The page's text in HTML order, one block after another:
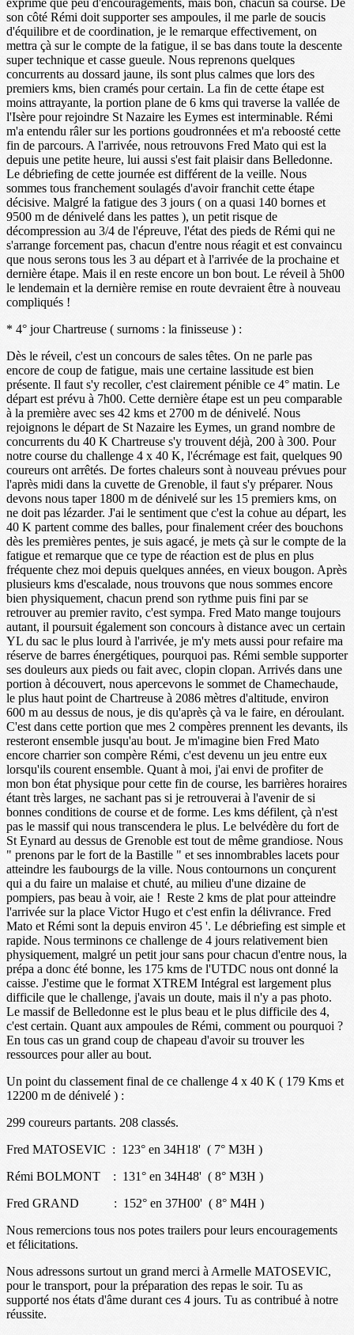
exprime que peu d'encouragements, mais bon, chacun sa course. De
son côté Rémi doit supporter ses ampoules, il me parle de soucis
d'équilibre et de coordination, je le remarque effectivement, on
mettra çà sur le compte de la fatigue, il se bas dans toute la descente
super technique et casse gueule. Nous reprenons quelques
concurrents au dossard jaune, ils sont plus calmes que lors des
premiers kms, bien cramés pour certain. La fin de cette étape est
moins attrayante, la portion plane de 6 kms qui traverse la vallée de
l'Isère pour rejoindre St Nazaire les Eymes est interminable. Rémi
m'a entendu râler sur les portions goudronnées et m'a reboosté cette
fin de parcours. A l'arrivée, nous retrouvons Fred Mato qui est la
depuis une petite heure, lui aussi s'est fait plaisir dans Belledonne.
Le débriefing de cette journée est différent de la veille. Nous
sommes tous franchement soulagés d'avoir franchit cette étape
décisive. Malgré la fatigue des 3 jours ( on a quasi 140 bornes et
9500 m de dénivelé dans les pattes ), un petit risque de
décompression au 3/4 de l'épreuve, l'état des pieds de Rémi qui ne
s'arrange forcement pas, chacun d'entre nous réagit et est convaincu
que nous serons tous les 3 au départ et à l'arrivée de la prochaine et
dernière étape. Mais il en reste encore un bon bout. Le réveil à 5h00
le lendemain et la dernière remise en route devraient être à nouveau
compliqués !
* 4° jour Chartreuse ( surnoms : la finisseuse ) :
Dès le réveil, c'est un concours de sales têtes. On ne parle pas
encore de coup de fatigue, mais une certaine lassitude est bien
présente. Il faut s'y recoller, c'est clairement pénible ce 4° matin. Le
départ est prévu à 7h00. Cette dernière étape est un peu comparable
à la première avec ses 42 kms et 2700 m de dénivelé. Nous
rejoignons le départ de St Nazaire les Eymes, un grand nombre de
concurrents du 40 K Chartreuse s'y trouvent déjà, 200 à 300. Pour
notre course du challenge 4 x 40 K, l'écrémage est fait, quelques 90
coureurs ont arrêtés. De fortes chaleurs sont à nouveau prévues pour
l'après midi dans la cuvette de Grenoble, il faut s'y préparer. Nous
devons nous taper 1800 m de dénivelé sur les 15 premiers kms, on
ne doit pas lézarder. J'ai le sentiment que c'est la cohue au départ, les
40 K partent comme des balles, pour finalement créer des bouchons
dès les premières pentes, je suis agacé, je mets çà sur le compte de la
fatigue et remarque que ce type de réaction est de plus en plus
fréquente chez moi depuis quelques années, en vieux bougon. Après
plusieurs kms d'escalade, nous trouvons que nous sommes encore
bien physiquement, chacun prend son rythme puis fini par se
retrouver au premier ravito, c'est sympa. Fred Mato mange toujours
autant, il poursuit également son concours à distance avec un certain
YL du sac le plus lourd à l'arrivée, je m'y mets aussi pour refaire ma
réserve de barres énergétiques, pourquoi pas. Rémi semble supporter
ses douleurs aux pieds ou fait avec, clopin clopan. Arrivés dans une
portion à découvert, nous apercevons le sommet de Chamechaude,
le plus haut point de Chartreuse à 2086 mètres d'altitude, environ
600 m au dessus de nous, je dis qu'après çà va le faire, en déroulant.
C'est dans cette portion que mes 2 compères prennent les devants, ils
resteront ensemble jusqu'au bout. Je m'imagine bien Fred Mato
encore charrier son compère Rémi, c'est devenu un jeu entre eux
lorsqu'ils courent ensemble. Quant à moi, j'ai envi de profiter de
mon bon état physique pour cette fin de course, les barrières horaires
étant très larges, ne sachant pas si je retrouverai à l'avenir de si
bonnes conditions de course et de forme. Les kms défilent, çà n'est
pas le massif qui nous transcendera le plus. Le belvédère du fort de
St Eynard au dessus de Grenoble est tout de même grandiose. Nous
" prenons par le fort de la Bastille " et ses innombrables lacets pour
atteindre les faubourgs de la ville. Nous contournons un conçurent
qui a du faire un malaise et chuté, au milieu d'une dizaine de
pompiers, pas beau à voir, aie ! Reste 2 kms de plat pour atteindre
l'arrivée sur la place Victor Hugo et c'est enfin la délivrance. Fred
Mato et Rémi sont la depuis environ 45 '. Le débriefing est simple et
rapide. Nous terminons ce challenge de 4 jours relativement bien
physiquement, malgré un petit jour sans pour chacun d'entre nous, la
prépa a donc été bonne, les 175 kms de l'UTDC nous ont donné la
caisse. J'estime que le format XTREM Intégral est largement plus
difficile que le challenge, j'avais un doute, mais il n'y a pas photo.
Le massif de Belledonne est le plus beau et le plus difficile des 4,
c'est certain. Quant aux ampoules de Rémi, comment ou pourquoi ?
En tous cas un grand coup de chapeau d'avoir su trouver les
ressources pour aller au bout.
Un point du classement final de ce challenge 4 x 40 K ( 179 Kms et
12200 m de dénivelé ) :
299 coureurs partants. 208 classés.
Fred MATOSEVIC : 123° en 34H18' ( 7° M3H )
Rémi BOLMONT : 131° en 34H48' ( 8° M3H )
Fred GRAND : 152° en 37H00' ( 8° M4H )
Nous remercions tous nos potes trailers pour leurs encouragements
et félicitations.
Nous adressons surtout un grand merci à Armelle MATOSEVIC,
pour le transport, pour la préparation des repas le soir. Tu as
supporté nos états d'âme durant ces 4 jours. Tu as contribué à notre
réussite.